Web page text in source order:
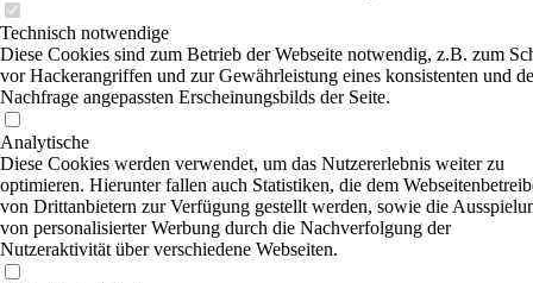
Technisch notwendige
Diese Cookies sind zum Betrieb der Webseite notwendig, z.B. zum
vor Hackerangriffen und zur Gewährleistung eines konsistenten und
Nachfrage angepassten Erscheinungsbilds der Seite.
Analytische
Diese Cookies werden verwendet, um das Nutzererlebnis weiter zu
optimieren. Hierunter fallen auch Statistiken, die dem
von Drittanbietern zur Verfügung gestellt werden, sowie die
von personalisierter Werbung durch die Nachverfolgung der
Nutzeraktivität über verschiedene Webseiten.